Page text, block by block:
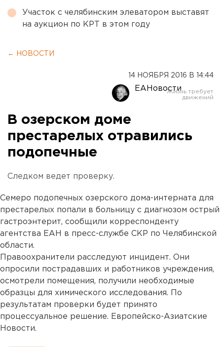
Участок с челябинским элеватором выставят
на аукцион по КРТ в этом году
← НОВОСТИ
14 НОЯБРЯ 2016 В 14:44
ЕАНовости
В озерском доме
престарелых отравились
подопечные
Следком ведет проверку.
Семеро подопечных озерского дома-интерната для
престарелых попали в больницу с диагнозом острый
гастроэнтерит, сообщили корреспонденту
агентства ЕАН в пресс-службе СКР по Челябинской
области.
Правоохранители расследуют инцидент. Они
опросили пострадавших и работников учреждения,
осмотрели помещения, получили необходимые
образцы для химического исследования. По
результатам проверки будет принято
процессуальное решение. Европейско-Азиатские
Новости.